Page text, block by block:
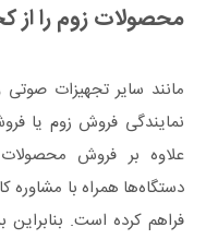
محصولات زوم را از
مانند سایر تجهیزات
نمایندگی فروش زوم یا
علاوه بر فروش
دستگاه‌ها همراه با
فراهم کرده است. بنابراین